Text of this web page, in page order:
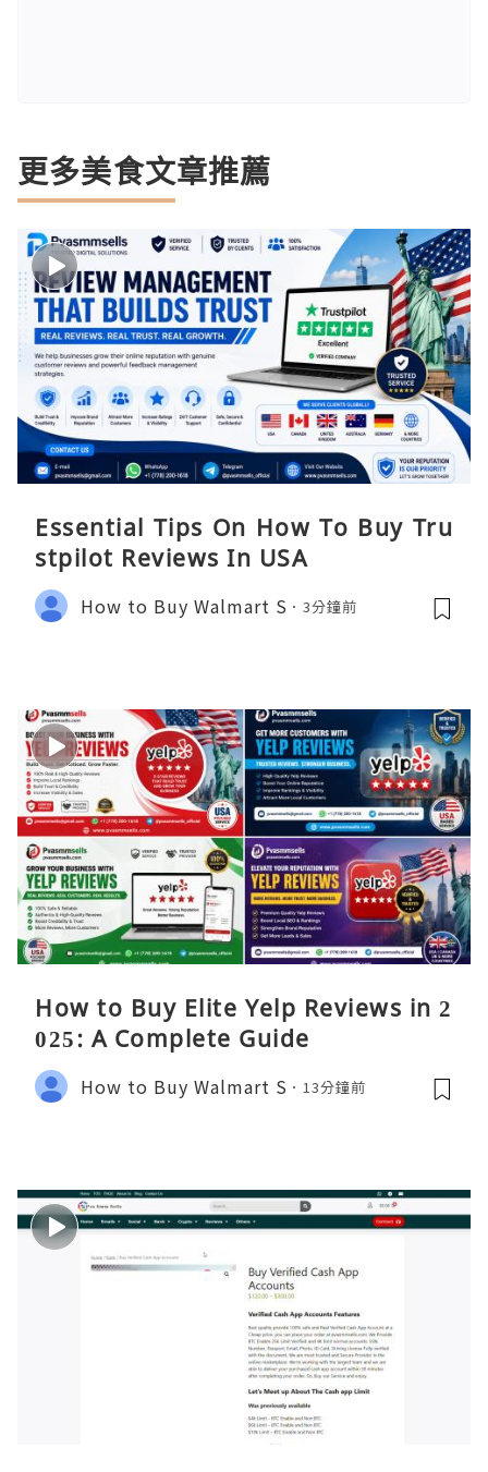
更多美食文章推薦
Essential Tips On How To Buy Tru
stpilot Reviews In USA
How to Buy Walmart S 3分鐘前
How to Buy Elite Yelp Reviews in 2
025: A Complete Guide
How to Buy Walmart S 13分鐘前